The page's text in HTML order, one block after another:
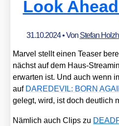
Look
31.10.2024• Von Stefan
Mar­vel stellt einen Teaser
nächst auf dem Haus-
erwar­ten ist. Und auch wenn
auf DAREDEVIL: BORN
gelegt, wird, ist doch deut­lich
Näm­lich auch Clips zu